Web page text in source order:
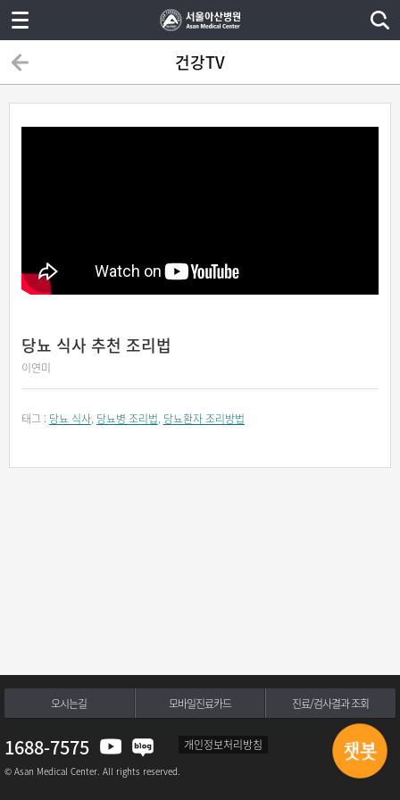
건강TV
당뇨 식사 추천 조리법
이연미
태그 : 당뇨 식사, 당뇨병 조리법, 당뇨환자 조리방법
오시는길 모바일진료카드 진료/검사결과 조회
1688-7575 개인정보처리방침
© Asan Medical Center. All rights reserved.